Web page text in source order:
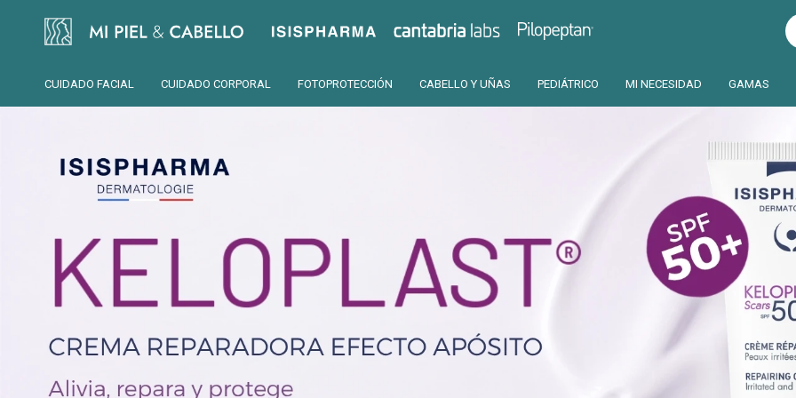
CUIDADO FACIAL CUIDADO CORPORAL FOTOPROTECCIÓN CABELLO Y UÑAS PEDIÁTRICO MI NECESIDAD GAMAS
Isispharma Cantabria Pilopeptan